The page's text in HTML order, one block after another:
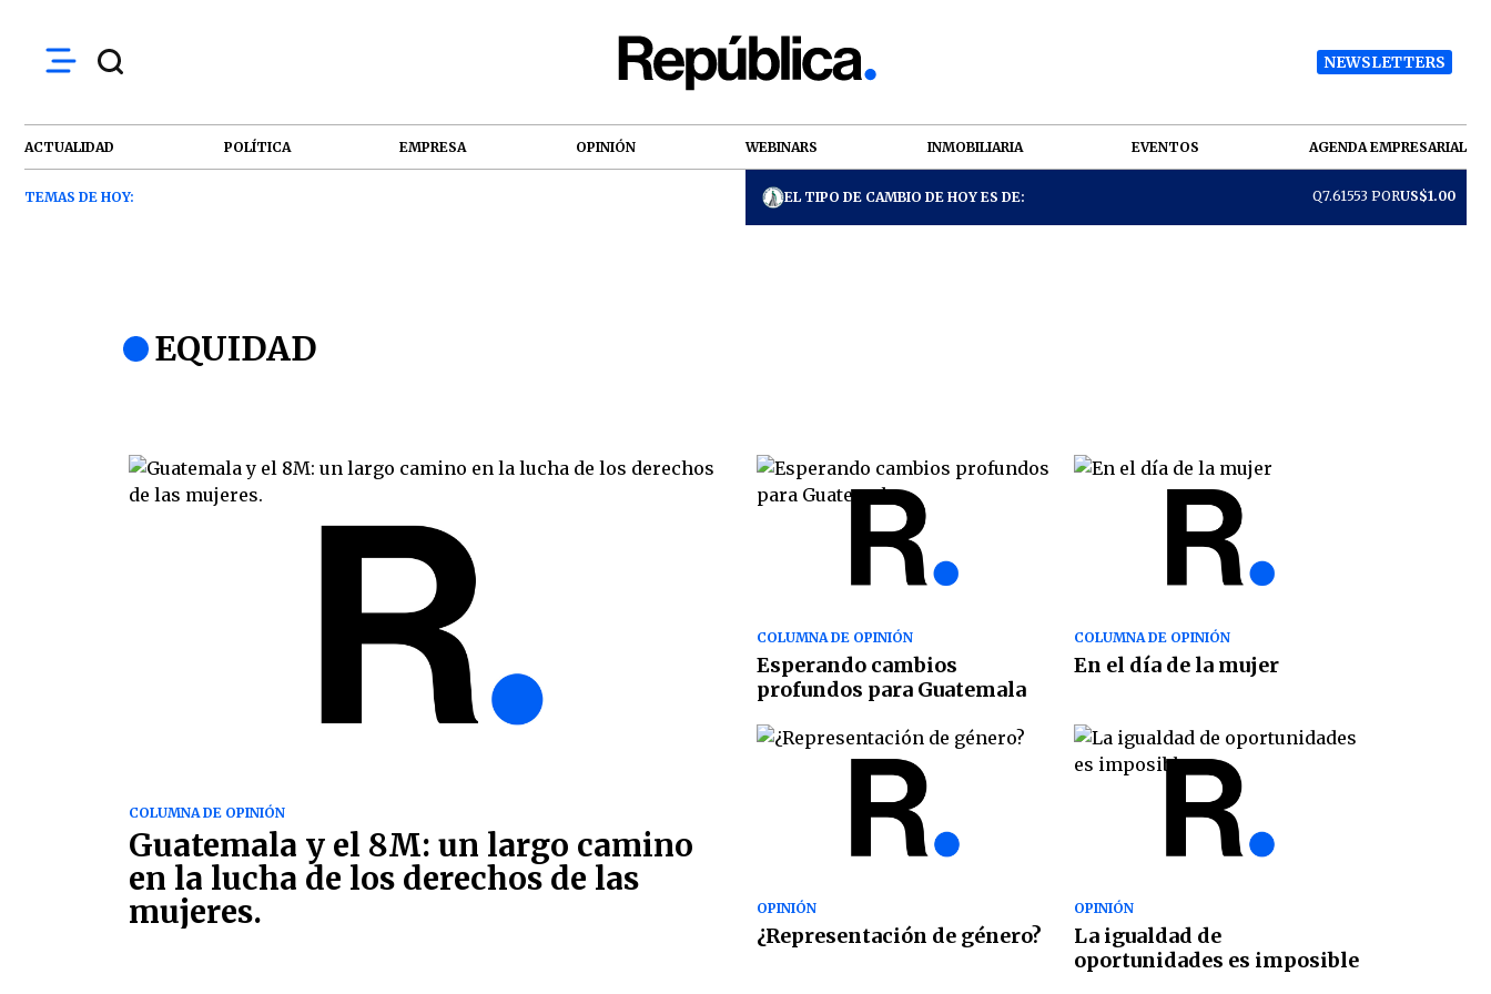
NEWSLETTERS
ACTUALIDAD POLÍTICA EMPRESA OPINIÓN WEBINARS INMOBILIARIA EVENTOS AGENDA EMPRESARIAL
TEMAS DE HOY: EL TIPO DE CAMBIO DE HOY ES DE: Q7.61553 PORUS$1.00
EQUIDAD
COLUMNA DE OPINIÓN
Guatemala y el 8M: un largo camino
en la lucha de los derechos de las
mujeres.
COLUMNA DE OPINIÓN
Esperando cambios
profundos para Guatemala
COLUMNA DE OPINIÓN
En el día de la mujer
OPINIÓN
¿Representación de género?
OPINIÓN
La igualdad de
oportunidades es imposible